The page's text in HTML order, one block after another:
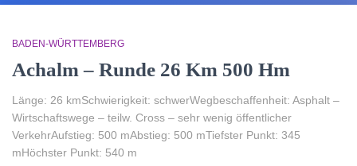
BADEN-WÜRTTEMBERG
Achalm – Runde 26 Km 500 Hm
Länge: 26 kmSchwierigkeit: schwerWegbeschaffenheit: Asphalt –
Wirtschaftswege – teilw. Cross – sehr wenig öffentlicher
VerkehrAufstieg: 500 mAbstieg: 500 mTiefster Punkt: 345
mHöchster Punkt: 540 m